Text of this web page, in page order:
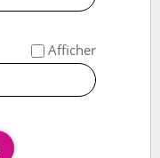
* Afficher